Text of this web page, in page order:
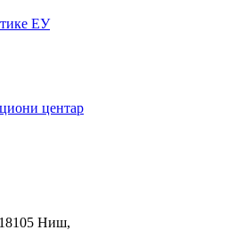
ЕУ
центар
Ниш,